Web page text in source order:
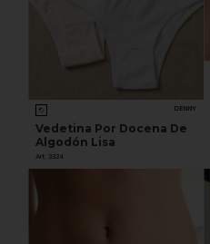
DENNY
Vedetina Por Docena De
Algodón Lisa
Art. 3324